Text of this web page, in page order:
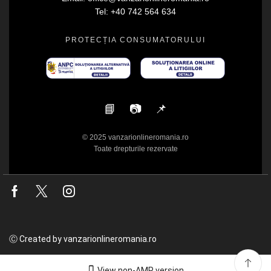
Tel: +40 742 564 634
PROTECȚIA CONSUMATORULUI
📘 📷 📌
© 2025 vanzarionlineromania.ro
Toate drepturile rezervate
Facebook
Twitter
Ⓒ Created by vanzarionlineromania.ro